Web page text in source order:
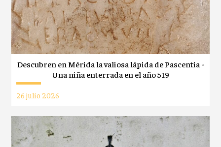
Descubren en Mérida la valiosa lápida de Pascentia -
Una niña enterrada en el año 519
26 julio 2026